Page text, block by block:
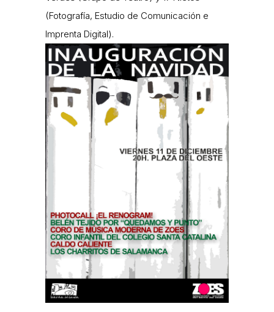
(Fotografía, Estudio de Comunicación e
Imprenta Digital).